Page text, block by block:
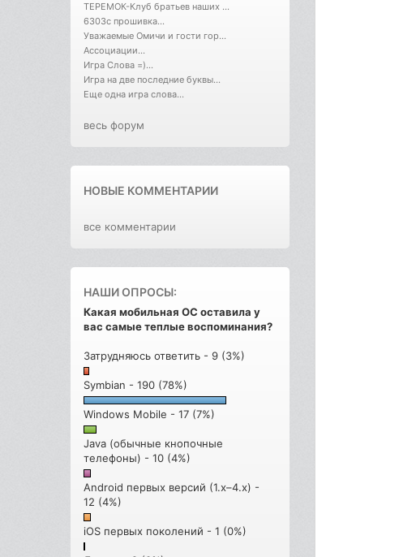
ТЕРЕМОК-Клуб братьев наших ...
6303с прошивка...
Уважаемые Омичи и гости гор...
Ассоциации...
Игра Слова =)...
Игра на две последние буквы...
Еще одна игра слова...
весь форум
НОВЫЕ КОММЕНТАРИИ
все комментарии
НАШИ ОПРОСЫ:
Какая мобильная ОС оставила у
вас самые теплые воспоминания?
Затрудняюсь ответить - 9 (3%)
Symbian - 190 (78%)
Windows Mobile - 17 (7%)
Java (обычные кнопочные
телефоны) - 10 (4%)
Android первых версий (1.x–4.x) -
12 (4%)
iOS первых поколений - 1 (0%)